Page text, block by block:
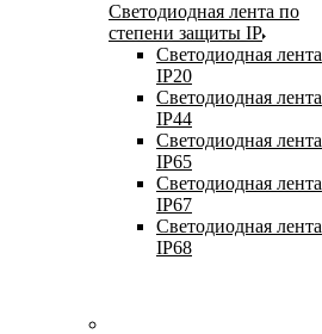
Светодиодная лента по
степени защиты IP
Светодиодная лента
IP20
Светодиодная лента
IP44
Светодиодная лента
IP65
Светодиодная лента
IP67
Светодиодная лента
IP68